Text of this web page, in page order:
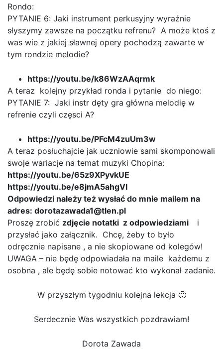
Rondo:
PYTANIE 6: Jaki instrument perkusyjny wyraźnie
słyszymy zawsze na początku refrenu? A może ktoś z
was wie z jakiej sławnej opery pochodzą zawarte w
tym rondzie melodie?
https://youtu.be/k86WzAAqrmk
A teraz kolejny przykład ronda i pytanie do niego:
PYTANIE 7: Jaki instr dęty gra główna melodię w
refrenie czyli częsci A?
https://youtu.be/PFcM4zuUm3w
A teraz posłuchajcie jak uczniowie sami skomponowali
swoje wariacje na temat muzyki Chopina:
https://youtu.be/65z9XPyvkUE
https://youtu.be/e8jmA5ahgVI
Odpowiedzi należy też wysłać do mnie mailem na
adres: dorotazawada1@tlen.pl
Proszę zrobić zdjęcie notatki z odpowiedziami
i
przysłać jako załącznik. Chcę, żeby to było
odręcznie napisane , a nie skopiowane od kolegów!
UWAGA – nie będę odpowiadała na maile każdemu z
osobna , ale będę sobie notować kto wykonał zadanie.
W przyszłym tygodniu kolejna lekcja 🙂
Serdecznie Was wszystkich pozdrawiam!
Dorota Zawada